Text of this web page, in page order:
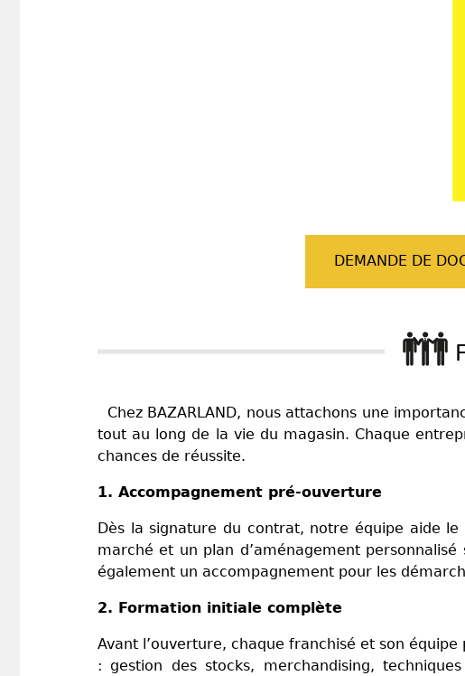
DEMANDE DE
Chez BAZARLAND, nous attachons une
tout au long de la vie du magasin. Chaque
chances de réussite.
1. Accompagnement pré-ouverture
Dès la signature du contrat, notre équipe aide
marché et un plan d’aménagement
également un accompagnement pour les
2. Formation initiale complète
Avant l’ouverture, chaque franchisé et son
: gestion des stocks, merchandising,